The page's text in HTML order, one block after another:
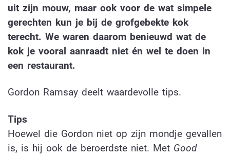
uit zijn mouw, maar ook voor de wat simpele
gerechten kun je bij de grofgebekte kok
terecht. We waren daarom benieuwd wat de
kok je vooral aanraadt niet én wel te doen in
een restaurant.
Gordon Ramsay deelt waardevolle tips.
Tips
Hoewel die Gordon niet op zijn mondje gevallen
is, is hij ook de beroerdste niet. Met Good